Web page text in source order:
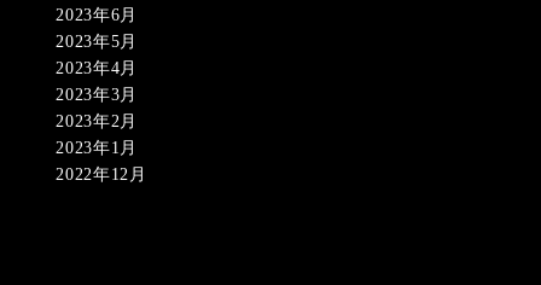
2023年6月
2023年5月
2023年4月
2023年3月
2023年2月
2023年1月
2022年12月